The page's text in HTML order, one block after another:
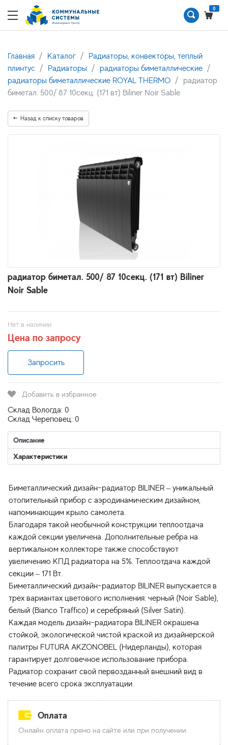
0
Главная Каталог
Радиаторы, конвекторы, теплый
плинтус
Радиаторы
радиаторы биметаллические
радиаторы биметаллические ROYAL THERMO
радиатор
биметал. 500/ 87 10секц. (171 вт) Biliner Noir Sable
Назад к списку товаров
радиатор биметал. 500/ 87 10секц. (171 вт) Biliner
Noir Sable
Нет в наличии
Цена по запросу
Запросить
Добавить в избранное
Склад Вологда: 0
Склад Череповец: 0
Описание
Характеристики
Биметаллический дизайн-радиатор BILINER – уникальный
отопительный прибор с аэродинамическим дизайном,
напоминающим крыло самолета.
Благодаря такой необычной конструкции теплоотдача
каждой секции увеличена. Дополнительные ребра на
вертикальном коллекторе также способствуют
увеличению КПД радиатора на 5%. Теплоотдача каждой
секции – 171 Вт.
Биметаллический дизайн-радиатор BILINER выпускается в
трех вариантах цветового исполнения: черный (Noir Sable),
белый (Bianco Traffico) и серебряный (Silver Satin).
Каждая модель дизайн-радиатора BILINER окрашена
стойкой, экологической чистой краской из дизайнерской
палитры FUTURA AKZONOBEL (Нидерланды), которая
гарантирует долговечное использование прибора.
Радиатор сохранит свой первозданный внешний вид в
Оплата
Онлайн оплата прямо на сайте или при получении.